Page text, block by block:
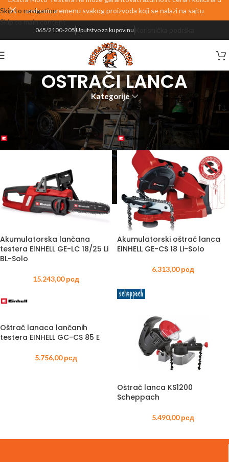
Skip to navigation
Skip to main content
realnom vremenu svakog proizvoda koji se nalazi na sajtu
065/2100-205Uputstvo za kupovinu
OSTRAČI LANCA
Kategorije
PROIZVODI ALATI OSTRAČI LANCA
Akumulatorska lančana
testera EINHELL GE-LC 18/25 Li
BL-Solo
15.243,00рсд
Akumulatorski oštrač lanca
EINHELL GE-CS 18 Li-Solo
6.313,00рсд
Oštrač lanaca lančanih
testera EINHELL GC-CS 85 E
5.756,00рсд
Oštrač lanca KS1200
Scheppach
5.490,00рсд